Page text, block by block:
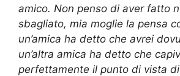
amico. Non penso di aver fatto
sbagliato, mia moglie la pensa
un’amica ha detto che avrei
un’altra amica ha detto che
perfettamente il punto di vista di